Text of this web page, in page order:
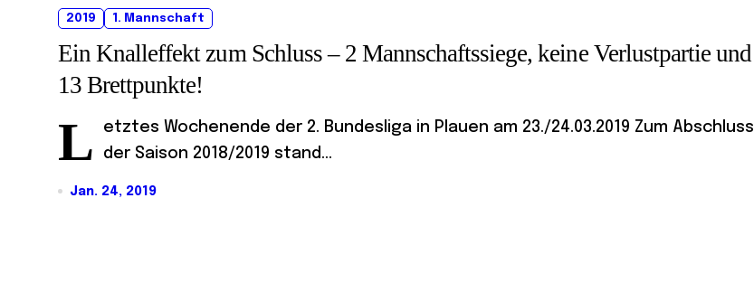
2019 1. Mannschaft
Ein Knalleffekt zum Schluss – 2 Mannschaftssiege, keine Verlustpartie und
13 Brettpunkte!
L
etztes Wochenende der 2. Bundesliga in Plauen am 23./24.03.2019 Zum Abschluss
der Saison 2018/2019 stand...
Jan. 24, 2019